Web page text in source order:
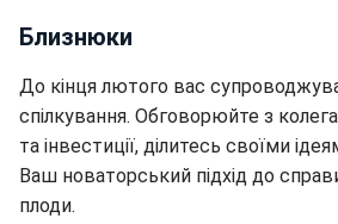
Близнюки
До кінця лютого вас
спілкування. Обговорюйте з
та інвестиції, ділитесь своїми
Ваш новаторський підхід до
плоди.